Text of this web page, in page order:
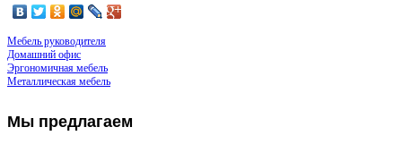
Мебель руководителя
Домашний офис
Эргономичная мебель
Металлическая мебель
Мы предлагаем